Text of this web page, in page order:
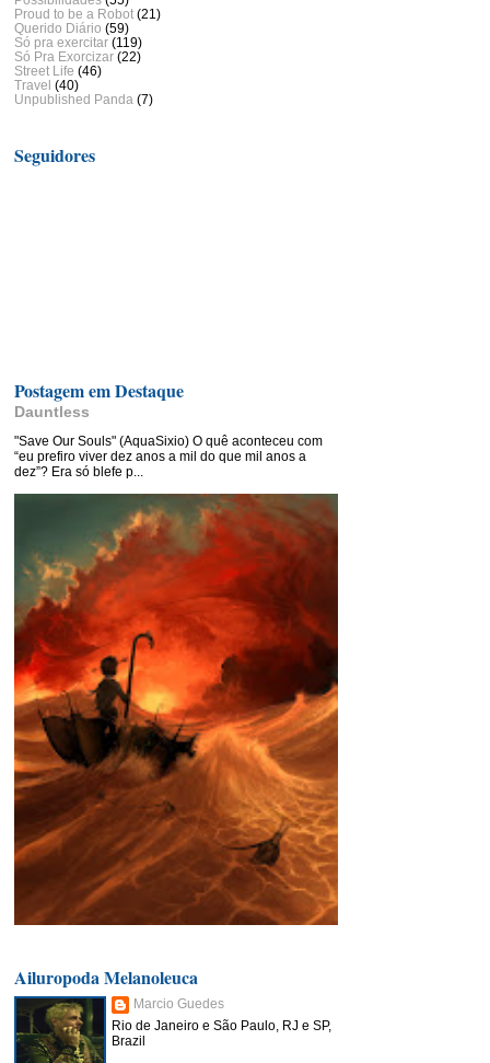
Proud to be a Robot (21)
Querido Diário (59)
Só pra exercitar (119)
Só Pra Exorcizar (22)
Street Life (46)
Travel (40)
Unpublished Panda (7)
Seguidores
Postagem em Destaque
Dauntless
"Save Our Souls" (AquaSixio) O quê aconteceu com
“eu prefiro viver dez anos a mil do que mil anos a
dez”? Era só blefe p...
Ailuropoda Melanoleuca
Marcio Guedes
Rio de Janeiro e São Paulo, RJ e SP,
Brazil